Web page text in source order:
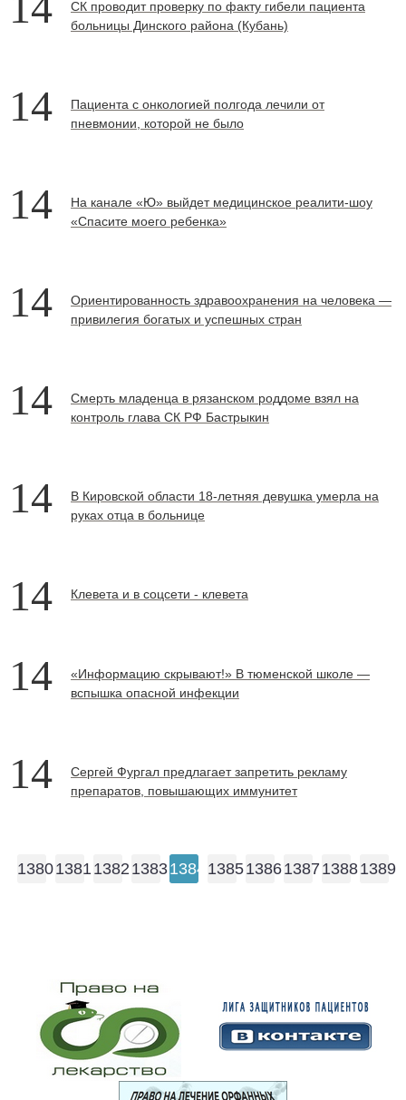
СК проводит проверку по факту гибели пациента
больницы Динского района (Кубань)
14
Пациента с онкологией полгода лечили от
пневмонии, которой не было
14
На канале «Ю» выйдет медицинское реалити-шоу
«Спасите моего ребенка»
14
Ориентированность здравоохранения на человека —
привилегия богатых и успешных стран
14
Смерть младенца в рязанском роддоме взял на
контроль глава СК РФ Бастрыкин
14
В Кировской области 18-летняя девушка умерла на
руках отца в больнице
14 Клевета и в соцсети - клевета
14
«Информацию скрывают!» В тюменской школе —
вспышка опасной инфекции
14
Сергей Фургал предлагает запретить рекламу
препаратов, повышающих иммунитет
13801381 1382 13831384 138513861387 13881389